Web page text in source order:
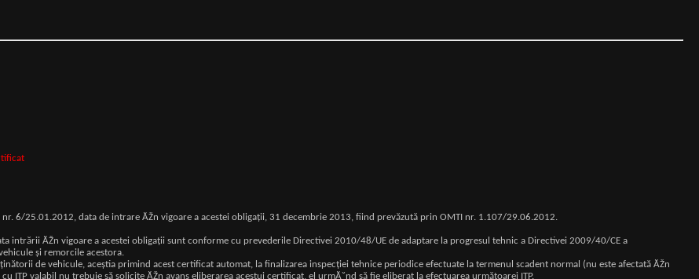
6/25.01.2012, data de intrare ĂŽn vigoare a acestei obligaţii, 31 decembrie 2013, fiind prevăzută prin OMTI nr. 1.107/29.06.2012.
intrării ĂŽn vigoare a acestei obligaţii sunt conforme cu prevederile Directivei 2010/48/UE de adaptare la progresul tehnic a Directivei 2009/40/CE a
şi remorcile acestora.
de vehicule, aceştia primind acest certificat automat, la finalizarea inspecţiei tehnice periodice efectuate la termenul scadent normal (nu este afectată ĂŽn
ITP valabil nu trebuie să solicite ĂŽn avans eliberarea acestui certificat, el urmĂ˘nd să fie eliberat la efectuarea următoarei ITP.